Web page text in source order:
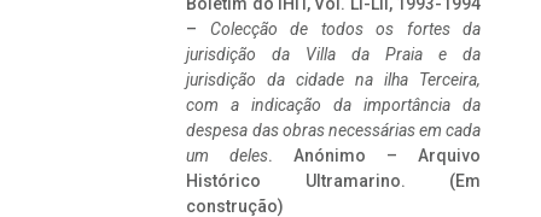
– Colecção de todos os fortes da
jurisdição da Villa da Praia e da
jurisdição da cidade na ilha Terceira,
com a indicação da importância da
despesa das obras necessárias em cada
um deles. Anónimo – Arquivo
Histórico Ultramarino. (Em
construção)